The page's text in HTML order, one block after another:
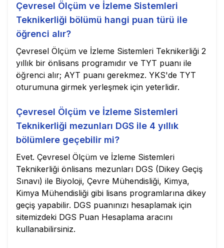
Çevresel Ölçüm ve İzleme Sistemleri
Teknikerliği bölümü hangi puan türü ile
öğrenci alır?
Çevresel Ölçüm ve İzleme Sistemleri Teknikerliği 2
yıllık bir önlisans programıdır ve TYT puanı ile
öğrenci alır; AYT puanı gerekmez. YKS'de TYT
oturumuna girmek yerleşmek için yeterlidir.
Çevresel Ölçüm ve İzleme Sistemleri
Teknikerliği mezunları DGS ile 4 yıllık
bölümlere geçebilir mi?
Evet. Çevresel Ölçüm ve İzleme Sistemleri
Teknikerliği önlisans mezunları DGS (Dikey Geçiş
Sınavı) ile Biyoloji, Çevre Mühendisliği, Kimya,
Kimya Mühendisliği gibi lisans programlarına dikey
geçiş yapabilir. DGS puanınızı hesaplamak için
sitemizdeki DGS Puan Hesaplama aracını
kullanabilirsiniz.